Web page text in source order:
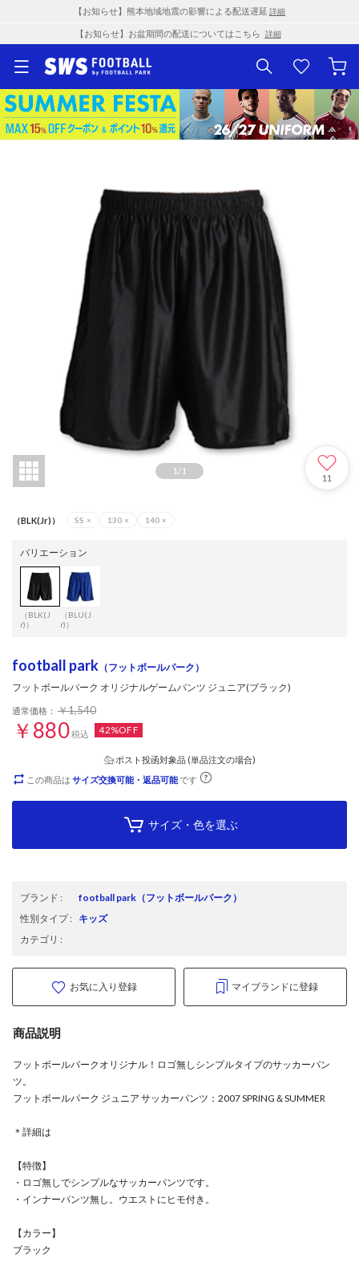
【お知らせ】熊本地域地震の影響による配送遅延 詳細
【お知らせ】お盆期間の配送についてはこちら 詳細
1/1
11
（BLK(Jr)） SS × 130 × 140 ×
バリエーション
（BLK(J
r)）
（BLU(J
r)）
football park （フットボールパーク）
フットボールパーク オリジナルゲームパンツ ジュニア(ブラック)
通常価格： ￥1,540
￥880税込 42%OFF
ポスト投函対象品 (単品注文の場合)
この商品は サイズ交換可能・返品可能です
サイズ・色を選ぶ
ブランド : football park （フットボールパーク）
性別タイプ: キッズ
カテゴリ :
お気に入り登録 マイブランドに登録
商品説明
フットボールパークオリジナル！ロゴ無しシンプルタイプのサッカーパン
ツ。
フットボールパーク ジュニア サッカーパンツ：2007 SPRING＆SUMMER
＊詳細は
【特徴】
・ロゴ無しでシンプルなサッカーパンツです。
・インナーパンツ無し。ウエストにヒモ付き。
【カラー】
ブラック